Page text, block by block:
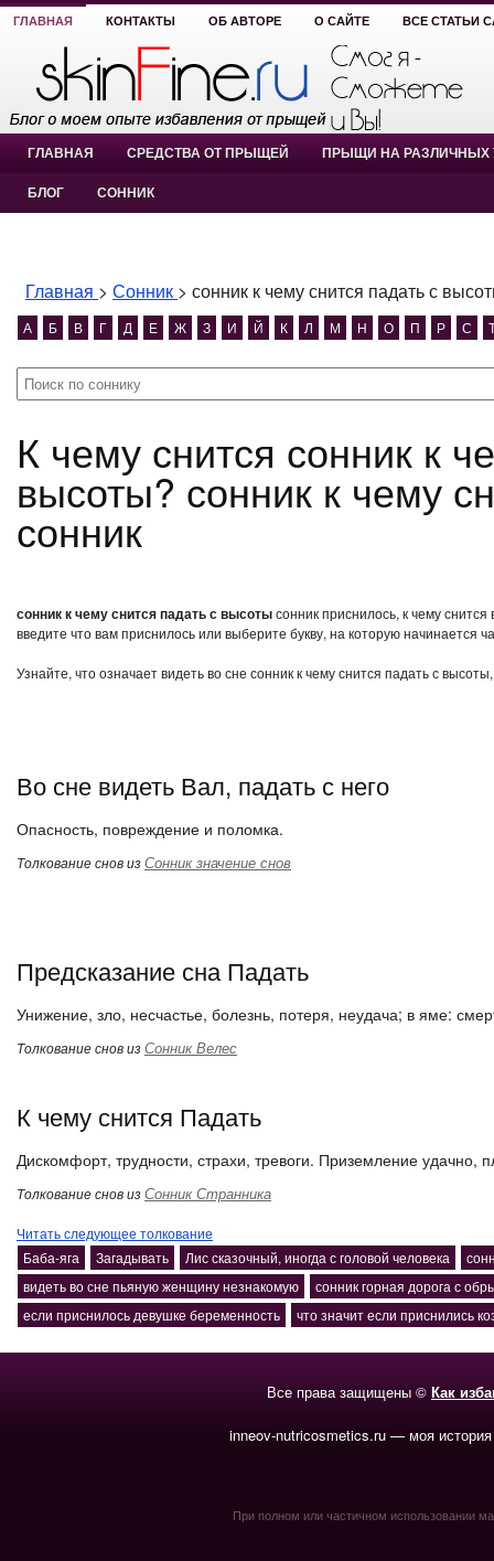
ГЛАВНАЯ КОНТАКТЫ ОБ АВТОРЕ О САЙТЕ ВСЕ СТАТЬИ
ГЛАВНАЯ СРЕДСТВА ОТ ПРЫЩЕЙ ПРЫЩИ НА РАЗЛИЧНЫХ
БЛОГ СОННИК
Главная > Сонник > сонник к чему снится падать с
А Б В Г Д Е Ж З И Й К Л М Н О П Р С
К чему снится сонник к чему снится падать с
высоты? сонник к чему
сонник
сонник к чему снится падать с высотысонник приснилось, к чему
введите что вам приснилось или выберите букву, на которую начинается
Узнайте, что означает видеть во сне сонник к чему снится падать с
Во сне видеть Вал, падать с него
Опасность, повреждение и поломка.
Толкование снов изСонник значение снов
Предсказание сна Падать
Унижение, зло, несчастье, болезнь, потеря, неудача; в яме:
Толкование снов изСонник Велес
К чему снится Падать
Дискомфорт, трудности, страхи, тревоги. Приземление
Толкование снов изСонник Странника
Читать следующее толкование
Баба-яга
Загадывать Лис сказочный, иногда с головой человека
видеть во сне пьяную женщину незнакомую
сонник горная дорога с
если приснилось девушке беременность
что значит если приснились
Все права защищены © Как
inneov-nutricosmetics.ru — моя
При полном или частичном использовании